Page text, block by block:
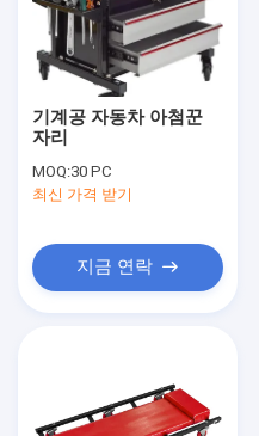
기계공 자동차 아첨꾼
자리
MOQ:30 PC
최신 가격 받기
지금 연락